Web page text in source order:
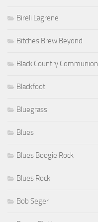
Bireli Lagrene
Bitches Brew Beyond
Black Country Communion
Blackfoot
Bluegrass
Blues
Blues Boogie Rock
Blues Rock
Bob Seger